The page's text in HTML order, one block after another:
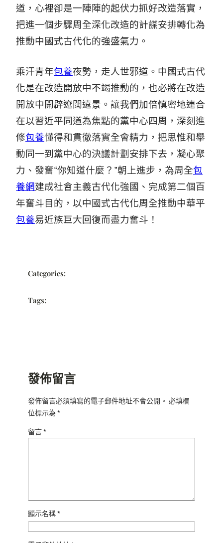
道，心裡卻是一陣陣的起伏力抓好改造落實，
把進一個步驟周全深化改造的計謀安排轉化為
推動中國式古代化的強盛氣力。
乘汗青年包養夜勢，走人世邪道。中國式古代
化是在改造開放中不竭推動的，也必將在改造
開放中開辟遼闊遠景。讓我們加倍慎密地連合
在以習近平同道為焦點的黨中心四周，深刻進
修包養懂得和貫徹落實全會精力，把思惟和舉
動同一到黨中心的決議計劃安排下去，凝心聚
力、發奮“你知道什麼？”朝上進步，為周全包
養網建成社會主義古代化強國、完成第二個百
年奮斗目的，以中國式古代化周全推動中華平
包養易近族巨大回復而盡力奮斗！
Categories:
Tags:
發佈留言
發佈留言必須填寫的電子郵件地址不會公開。 必填欄
位標示為*
留言*
顯示名稱*